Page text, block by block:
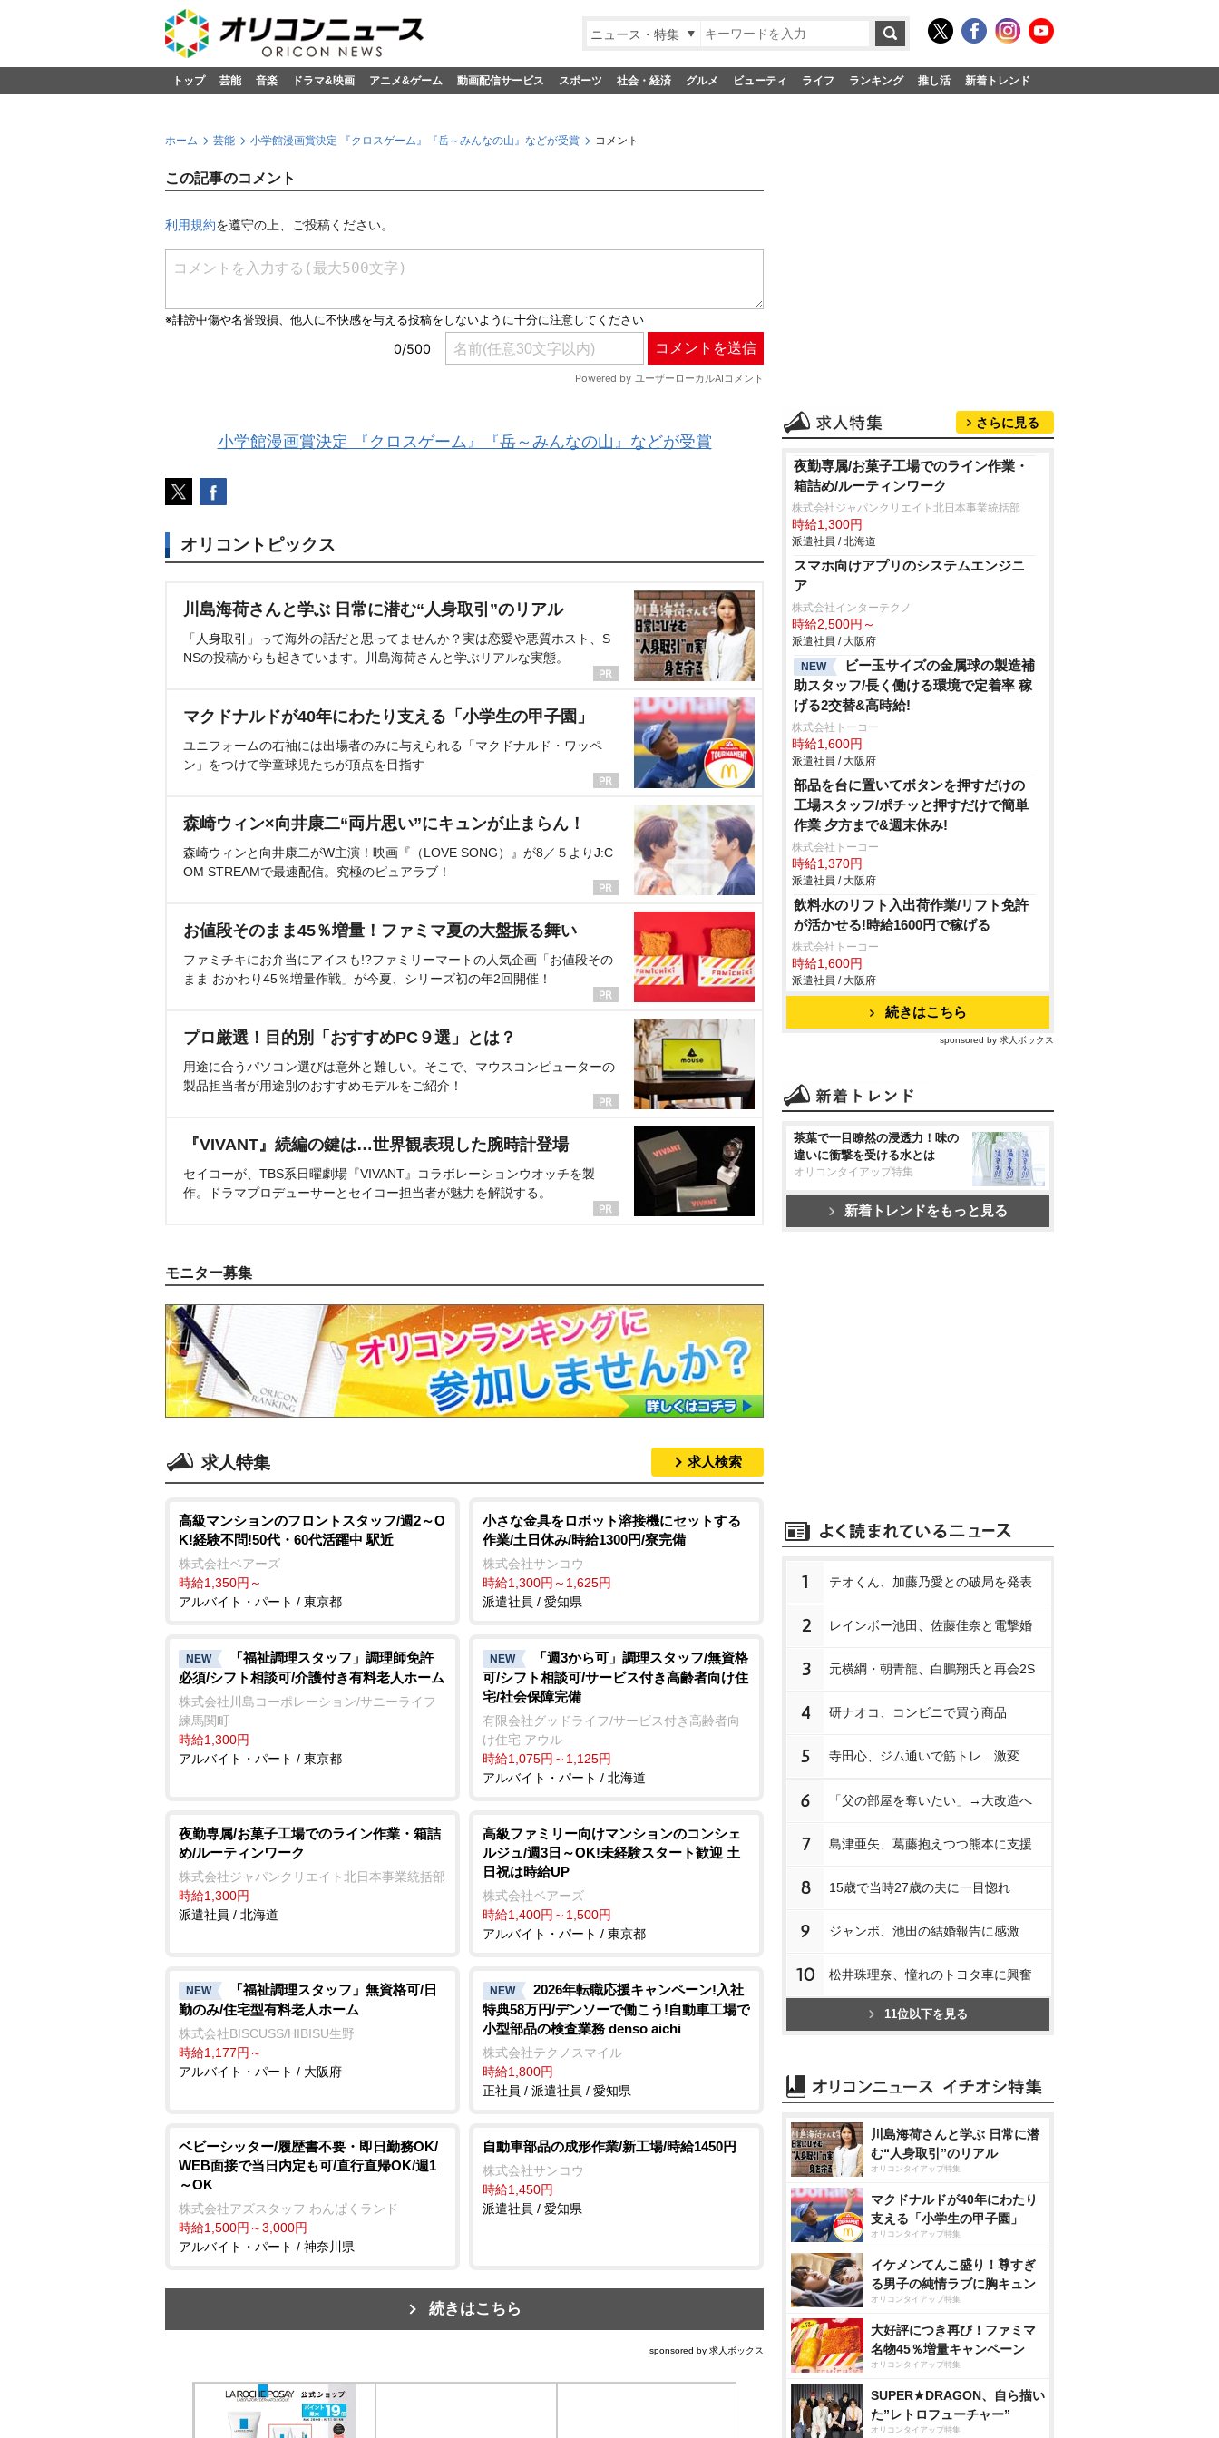
ニュース・特集
トップ 芸能 音楽 ドラマ&映画 アニメ&ゲーム 動画配信サービス スポーツ 社会・経済 グルメ ビューティ ライフ ランキング 推し活 新着トレンド
ホーム 芸能 小学館漫画賞決定 『クロスゲーム』『岳～みんなの山』などが受賞 コメント
この記事のコメント
利用規約を遵守の上、ご投稿ください。
小学館漫画賞決定 『クロスゲーム』『岳～みんなの山』などが受賞
オリコントピックス
川島海荷さんと学ぶ 日常に潜む“人身取引”のリアル
「人身取引」って海外の話だと思ってませんか？実は恋愛や悪質ホスト、S
NSの投稿からも起きています。川島海荷さんと学ぶリアルな実態。
マクドナルドが40年にわたり支える「小学生の甲子園」
ユニフォームの右袖には出場者のみに与えられる「マクドナルド・ワッペ
ン」をつけて学童球児たちが頂点を目指す
森崎ウィン×向井康二“両片思い”にキュンが止まらん！
森崎ウィンと向井康二がW主演！映画『（LOVE SONG）』が8／５よりJ:C
OM STREAMで最速配信。究極のピュアラブ！
お値段そのまま45％増量！ファミマ夏の大盤振る舞い
ファミチキにお弁当にアイスも!?ファミリーマートの人気企画「お値段その
まま おかわり45％増量作戦」が今夏、シリーズ初の年2回開催！
プロ厳選！目的別「おすすめPC９選」とは？
用途に合うパソコン選びは意外と難しい。そこで、マウスコンピューターの
製品担当者が用途別のおすすめモデルをご紹介！
『VIVANT』続編の鍵は…世界観表現した腕時計登場
セイコーが、TBS系日曜劇場『VIVANT』コラボレーションウオッチを製
作。ドラマプロデューサーとセイコー担当者が魅力を解説する。
モニター募集
求人特集 求人検索
高級マンションのフロントスタッフ/週2～O
K!経験不問!50代・60代活躍中 駅近
株式会社ベアーズ
時給1,350円～
アルバイト・パート / 東京都
小さな金具をロボット溶接機にセットする
作業/土日休み/時給1300円/寮完備
株式会社サンコウ
時給1,300円～1,625円
派遣社員 / 愛知県
NEW
「福祉調理スタッフ」調理師免許
必須/シフト相談可/介護付き有料老人ホーム
株式会社川島コーポレーション/サニーライフ
練馬関町
時給1,300円
アルバイト・パート / 東京都
NEW
「週3から可」調理スタッフ/無資格
可/シフト相談可/サービス付き高齢者向け住
宅/社会保障完備
有限会社グッドライフ/サービス付き高齢者向
け住宅 アウル
時給1,075円～1,125円
アルバイト・パート / 北海道
夜勤専属/お菓子工場でのライン作業・箱詰
め/ルーティンワーク
株式会社ジャパンクリエイト北日本事業統括部
時給1,300円
派遣社員 / 北海道
高級ファミリー向けマンションのコンシェ
ルジュ/週3日～OK!未経験スタート歓迎 土
日祝は時給UP
株式会社ベアーズ
時給1,400円～1,500円
アルバイト・パート / 東京都
NEW
「福祉調理スタッフ」無資格可/日
勤のみ/住宅型有料老人ホーム
株式会社BISCUSS/HIBISU生野
時給1,177円～
アルバイト・パート / 大阪府
NEW
2026年転職応援キャンペーン!入社
特典58万円/デンソーで働こう!自動車工場で
小型部品の検査業務 denso aichi
株式会社テクノスマイル
時給1,800円
正社員 / 派遣社員 / 愛知県
ベビーシッター/履歴書不要・即日勤務OK/
WEB面接で当日内定も可/直行直帰OK/週1
～OK
株式会社アズスタッフ わんぱくランド
時給1,500円～3,000円
アルバイト・パート / 神奈川県
自動車部品の成形作業/新工場/時給1450円
株式会社サンコウ
時給1,450円
派遣社員 / 愛知県
続きはこちら
sponsored by 求人ボックス
さらに見る
夜勤専属/お菓子工場でのライン作業・
箱詰め/ルーティンワーク
株式会社ジャパンクリエイト北日本事業統括部
時給1,300円
派遣社員 / 北海道
スマホ向けアプリのシステムエンジニ
ア
株式会社インターテクノ
時給2,500円～
派遣社員 / 大阪府
NEW
ビー玉サイズの金属球の製造補
助スタッフ/長く働ける環境で定着率 稼
げる2交替&高時給!
株式会社トーコー
時給1,600円
派遣社員 / 大阪府
部品を台に置いてボタンを押すだけの
工場スタッフ/ポチッと押すだけで簡単
作業 夕方まで&週末休み!
株式会社トーコー
時給1,370円
派遣社員 / 大阪府
飲料水のリフト入出荷作業/リフト免許
が活かせる!時給1600円で稼げる
株式会社トーコー
時給1,600円
派遣社員 / 大阪府
続きはこちら
sponsored by 求人ボックス
茶葉で一目瞭然の浸透力！味の
違いに衝撃を受ける水とは
オリコンタイアップ特集
新着トレンドをもっと見る
1 テオくん、加藤乃愛との破局を発表
2 レインボー池田、佐藤佳奈と電撃婚
3 元横綱・朝青龍、白鵬翔氏と再会2S
4 研ナオコ、コンビニで買う商品
5 寺田心、ジム通いで筋トレ…激変
6 「父の部屋を奪いたい」→大改造へ
7 島津亜矢、葛藤抱えつつ熊本に支援
8 15歳で当時27歳の夫に一目惚れ
9 ジャンボ、池田の結婚報告に感激
10 松井珠理奈、憧れのトヨタ車に興奮
11位以下を見る
川島海荷さんと学ぶ 日常に潜
む“人身取引”のリアル
オリコンタイアップ特集
マクドナルドが40年にわたり
支える「小学生の甲子園」
オリコンタイアップ特集
イケメンてんこ盛り！尊すぎ
る男子の純情ラブに胸キュン
オリコンタイアップ特集
大好評につき再び！ファミマ
名物45％増量キャンペーン
オリコンタイアップ特集
SUPER★DRAGON、自ら描い
た”レトロフューチャー”
オリコンタイアップ特集